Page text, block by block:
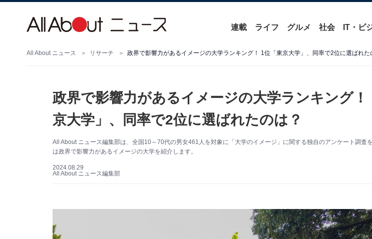
連載 ライフ グルメ 社会 IT・ビ
All About ニュース リサーチ 政界で影響力があるイメージの大学ランキング！ 1位「東京大学」、同率で2位に選ばれた
政界で影響力があるイメージの大学ランキング！
京大学」、同率で2位に選ばれたのは？
All About ニュース編集部は、全国10～70代の男女461人を対象に「大学のイメージ」に関する独自のアンケート調査
は政界で影響力があるイメージの大学を紹介します。
2024.08.29
All About ニュース編集部